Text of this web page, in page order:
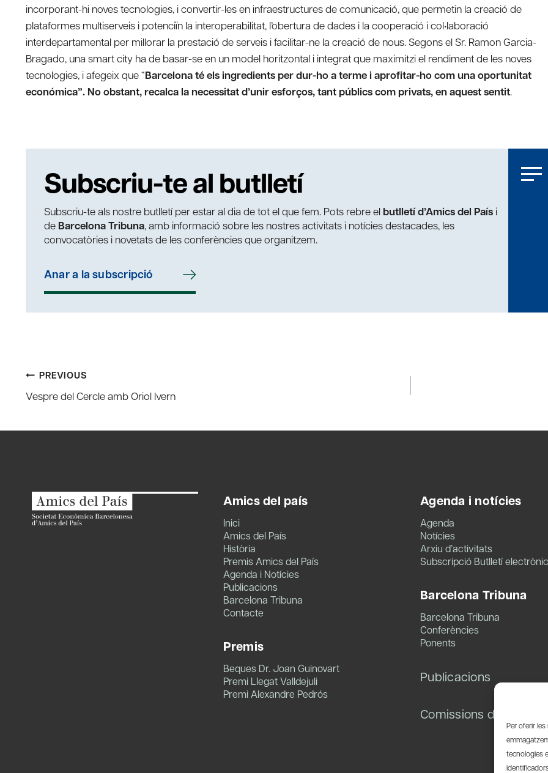
Per oferir
tecnologies
incorporant-hi noves tecnologies, i convertir-les en infraestructures de comunicació, que permetin la creació de
plataformes multiserveis i potenciïn la interoperabilitat, l’obertura de dades i la cooperació i col•laboració
interdepartamental per millorar la prestació de serveis i facilitar-ne la creació de nous. Segons el Sr. Ramon Garcia-
Bragado, una smart city ha de basar-se en un model horitzontal i integrat que maximitzi el rendiment de les noves
tecnologies, i afegeix que “Barcelona té els ingredients per dur-ho a terme i aprofitar-ho com una oportunitat
económica”. No obstant, recalca la necessitat d’unir esforços, tant públics com privats, en aquest sentit.
Subscriu-te al butlletí
Subscriu-te als nostre butlletí per estar al dia de tot el que fem. Pots rebre el butlletí d’Amics del País i
de Barcelona Tribuna, amb informació sobre les nostres activitats i notícies destacades, les
convocatòries i novetats de les conferències que organitzem.
Anar a la subscripció
Post
navigation
PREVIOUS
Vespre del Cercle amb Oriol Ivern
Amics del país
Inici
Amics del País
Història
Premis Amics del País
Agenda i Notícies
Publicacions
Barcelona Tribuna
Contacte
Premis
Beques Dr. Joan Guinovart
Premi Llegat Valldejuli
Premi Alexandre Pedrós
Agenda i notícies
Agenda
Notícies
Arxiu d’activitats
Subscripció Butlletí electrònic
Barcelona Tribuna
Barcelona Tribuna
Conferències
Ponents
Publicacions
Comissions de treball